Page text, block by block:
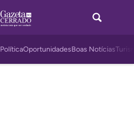
PolíticaOportunidadesBoas Notícias